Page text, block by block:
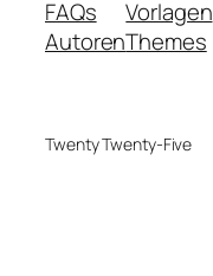
FAQs
Autoren
Vorlagen
Themes
Twenty Twenty-Five